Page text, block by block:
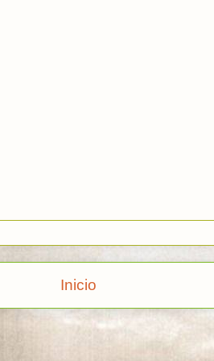
Inicio